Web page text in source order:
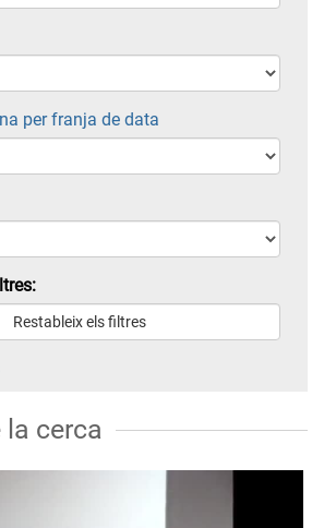
per franja de data
la cerca